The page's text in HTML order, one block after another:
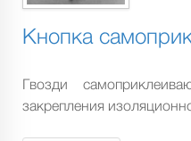
Кнопка
Гвозди
закрепления